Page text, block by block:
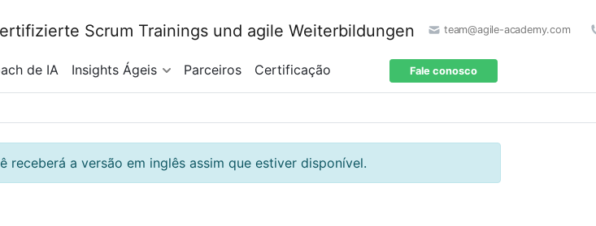
team@agile-academy.com
de IA Insights Ágeis Parceiros Certificação Fale conosco
receberá a versão em inglês assim que estiver disponível.